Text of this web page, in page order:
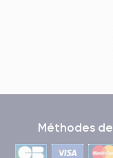
Méthodes